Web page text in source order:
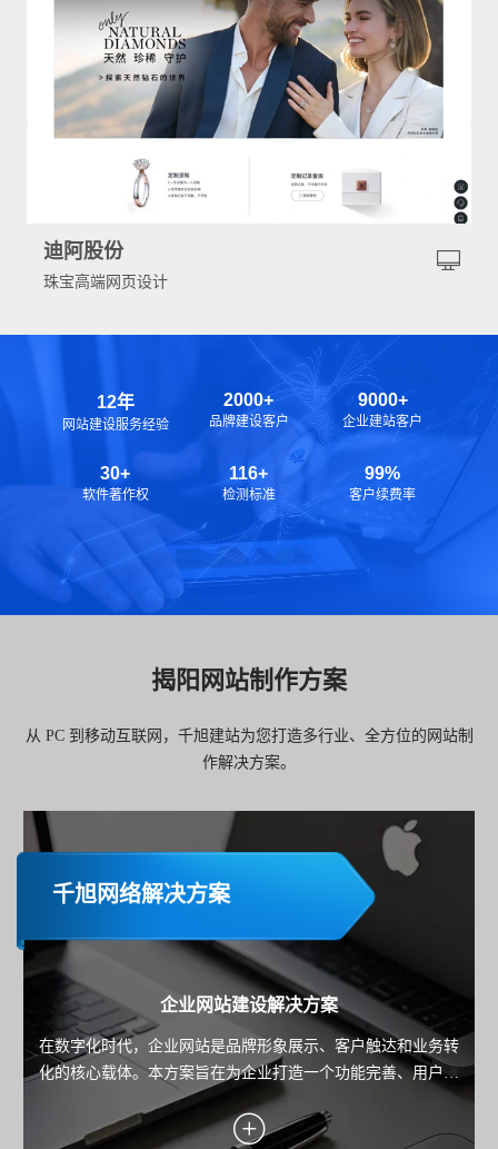
迪阿股份
珠宝高端网页设计
12年
网站建设服务经验
2000+
品牌建设客户
9000+
企业建站客户
30+
软件著作权
116+
检测标准
99%
客户续费率
揭阳网站制作方案
从 PC 到移动互联网，千旭建站为您打造多行业、全方位的网站制
作解决方案。
千旭网络解决方案
企业网站建设解决方案
在数字化时代，企业网站是品牌形象展示、客户触达和业务转
化的核心载体。本方案旨在为企业打造一个功能完善、用户体
验优秀且具备市场竞争力的网站，助力企业实现品牌传播、用
户服务与业务增长的目标。